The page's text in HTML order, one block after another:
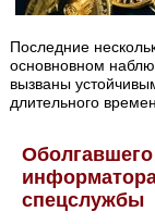
Последние
основновном
вызваны
длительного
спецслужбы